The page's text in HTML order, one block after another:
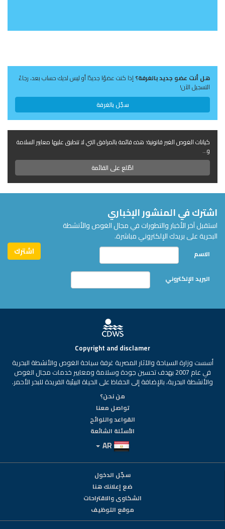
هل أنت عضو جديد بالغرفة؟إذا كنت عضوًا جديدًا أو ليس لديك حساب بعد، رجاءً
التسجيل الآن!
سجّل بالغرفة
كيانات الغوص الغير قانونية؛ هذه قائمة بالمرافق التي لا تنطبق عليها معايير السلامة
و...
اطّلع على القائمة
اشترك في المنشور الإخباري
استقبل آخر الأخبار والتطورات في مجال الغوص والأنشطة
البحرية على بريدك الإلكتروني مباشرة.
الاسم
البريد الإلكتروني
Copyright and disclamer
أسست وزارة السياحة والآثار المصرية غرفة سياحة الغوص والأنشطة البحرية
في عام 2007 بهدف تحسين جودة وسلامة ومعايير خدمات مجال الغوص
والأنشطة البحرية، بالإضافة إلى الحفاظ على الحياة البيئية الفريدة للبحر الأحمر.
من نحن؟
تواصل معنا
القواعد واللوائح
الأسئلة الشائعة
سجّل الدخول
ضع إعلانك هنا
الشكاوى والاقتراحات
موقع التوظيف